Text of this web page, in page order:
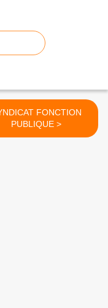
FONCTION
PUBLIQUE >